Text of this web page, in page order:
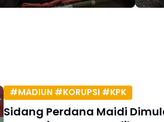
#MADIUN #KORUPSI #KPK
Sidang Perdana Maidi